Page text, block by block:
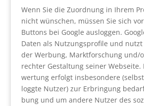
Wenn Sie die Zuord­nung in Ihrem
nicht wün­schen, müs­sen Sie sich
But­tons bei Goog­le aus­log­gen.
Daten als Nut­zungs­pro­fi­le und nutzt
der Wer­bung, Markt­for­schung und/
rech­ter Gestal­tung sei­ner Web­sei­te.
wer­tung erfolgt ins­be­son­de­re
logg­te Nut­zer) zur Erbrin­gung
bung und um ande­re Nut­zer des